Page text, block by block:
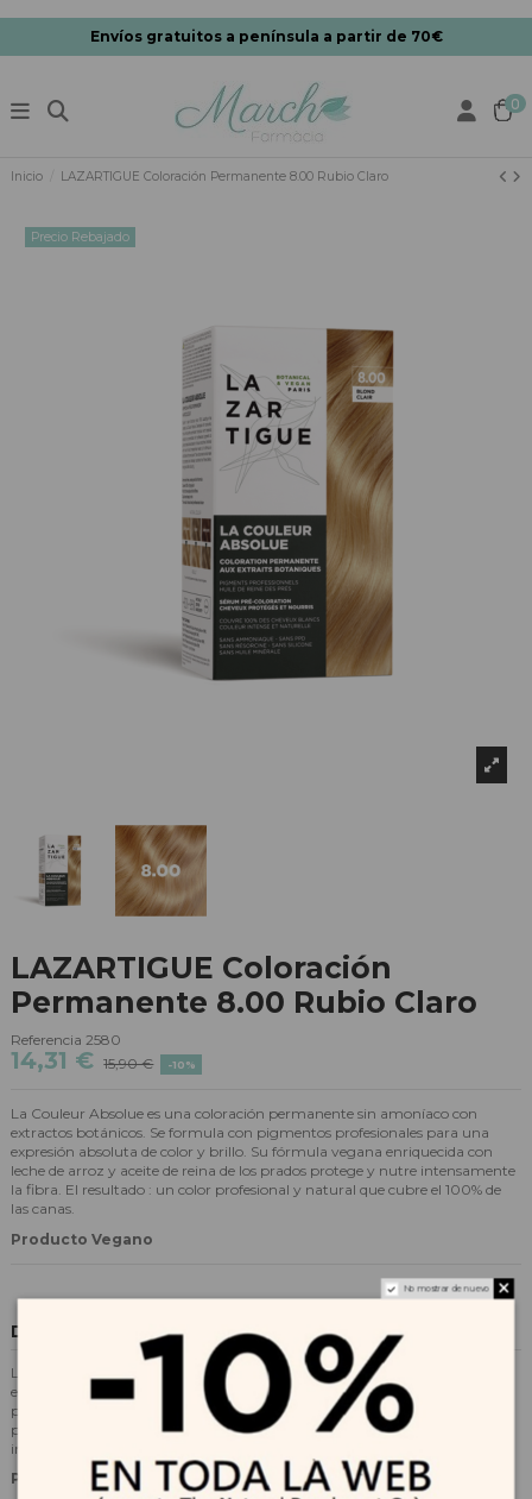
Envíos gratuitos a península a partir de 70€
0
Inicio LAZARTIGUE Coloración Permanente 8.00 Rubio Claro
Precio Rebajado
LAZARTIGUE Coloración
Permanente 8.00 Rubio Claro
Referencia 2580
14,31 € 15,90 € -10%
La Couleur Absolue es una coloración permanente sin amoníaco con
extractos botánicos. Se formula con pigmentos profesionales para una
expresión absoluta de color y brillo. Su fórmula vegana enriquecida con
leche de arroz y aceite de reina de los prados protege y nutre intensamente
la fibra. El resultado : un color profesional y natural que cubre el 100% de
las canas.
Producto Vegano
Descripción
Lazartigue crea la primera coloración permanente sin amoníaco
enriquecida con ingredientes vegetales activos que nutren, hidratan y
protegen la fibra. Gracias a su alta concentración en pigmentos
profesionales ofrece una expresión absoluta del color y un brillo
incomparable y duradero.
POTENCIA DEL COLOR ABSOLUTA:
No mostrar de nuevo